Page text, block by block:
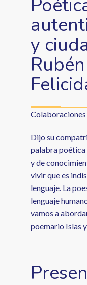
y
Colaboraciones
Dijo su
palabra poética
y de
vivir que es
lenguaje. La
lenguaje
vamos a
poemario Islas